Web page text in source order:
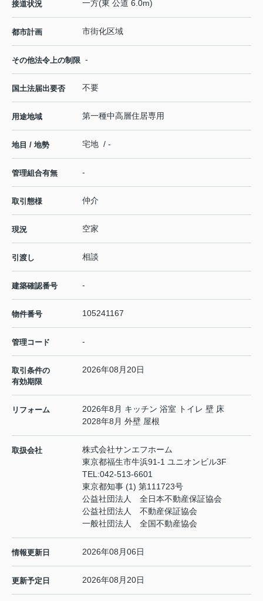
接道状況 一方(東 公道 6.0m)
都市計画 市街化区域
その他法令上の制限 -
国土法届出要否 不要
用途地域 第一種中高層住居専用
地目 / 地勢 宅地 / -
管理組合有無 -
取引態様 仲介
現況 空家
引渡し 相談
建築確認番号 -
物件番号 105241167
管理コード -
取引条件の
有効期限
2026年08月20日
リフォーム
2026年8月 キッチン 浴室 トイレ 壁 床
2028年8月 外壁 屋根
取扱会社
株式会社サンエフホーム
東京都福生市牛浜91-1 ユニオンビル3F
TEL:042-513-6601
東京都知事 (1) 第111723号
公益社団法人 全日本不動産保証協会
公益社団法人 不動産保証協会
一般社団法人 全国不動産協会
情報更新日 2026年08月06日
更新予定日 2026年08月20日